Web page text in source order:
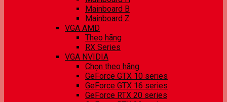
Mainboard B
Mainboard Z
VGA AMD
Theo hãng
RX Series
VGA NVIDIA
Chọn theo hãng
GeForce GTX 10 series
GeForce GTX 16 series
GeForce RTX 20 series